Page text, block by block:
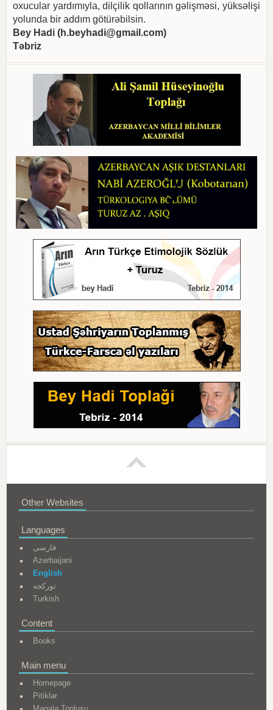
oxucular yardımıyla, dilçilik qollarının gəlişməsi, yüksəlişi
yolunda bir addım götürəbilsin.
Bey Hadi (h.beyhadi@gmail.com)
Təbriz
Other Websites
Languages
فارسی
Azerbaijani
English
تورکجه
Turkish
Content
Books
Main menu
Homepage
Pitiklər